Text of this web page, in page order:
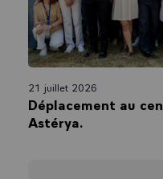
21 juillet 2026
Déplacement au
Astérya.